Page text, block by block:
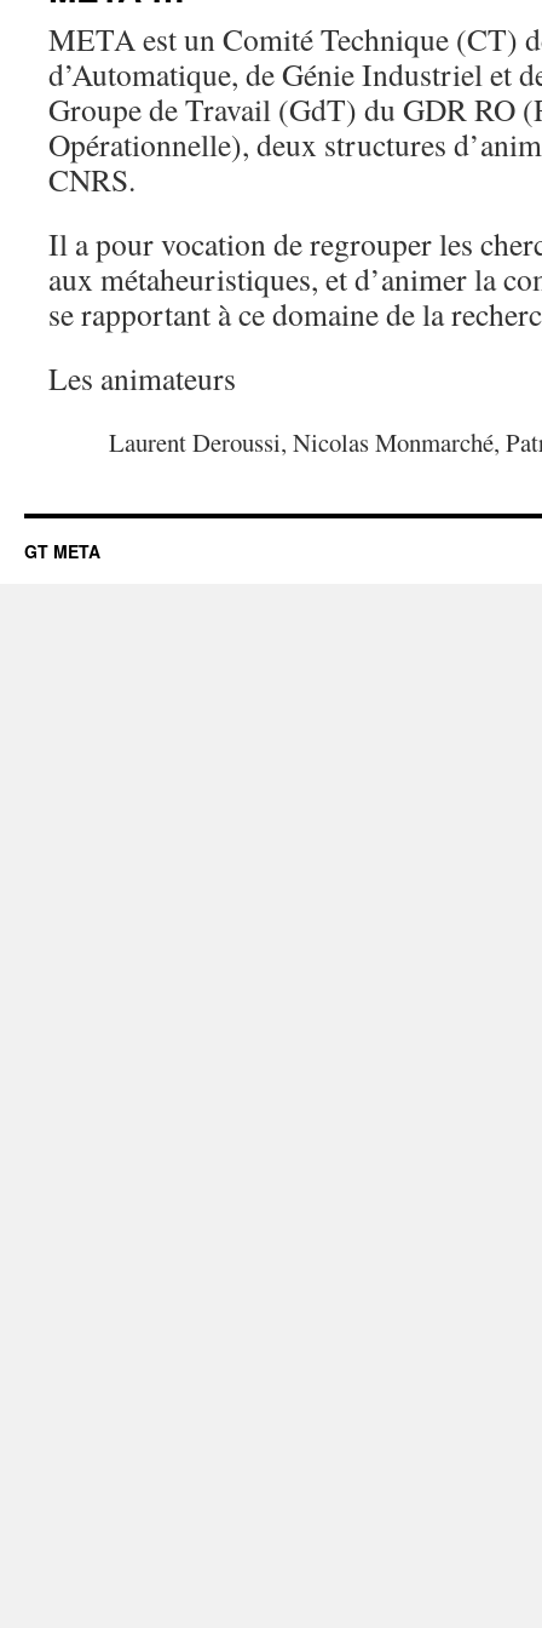
META est un Comité Technique (CT)
d’Automatique, de Génie Industriel et
Groupe de Travail (GdT) du GDR RO
Opérationnelle), deux structures
CNRS.
Il a pour vocation de regrouper les
aux métaheuristiques, et d’animer la
se rapportant à ce domaine de la
Les animateurs
Laurent Deroussi, Nicolas Monmarché,
GT META